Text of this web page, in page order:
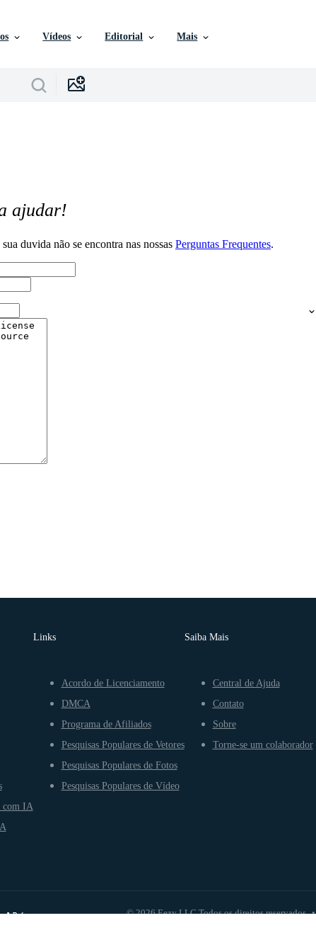
Vídeos Editorial Mais
ajudar!
duvida não se encontra nas nossas Perguntas Frequentes.
com IA
Links
Acordo de Licenciamento
DMCA
Programa de Afiliados
Pesquisas Populares de Vetores
Pesquisas Populares de Fotos
Pesquisas Populares de Vídeo
Saiba Mais
Central de Ajuda
Contato
Sobre
Torne-se um colaborador
© 2026 Eezy LLC Todos os direitos reservados •